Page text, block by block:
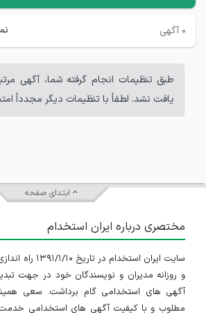
۰ آگهی
طبق تنظیمات انجام گرفته شما، آگهی
یافت نشد. لطفاً با تنظیمات دیگر مجدداً
ابتدای صفحه
مختصری درباره ایران استخدام
سایت ایران
و روزانه مدیران و نویسندگان خود در جهت
آگهی های استخدامی گام برداشت. سعی
مطلوب و با کیفیت آگهی های استخدامی خدمت